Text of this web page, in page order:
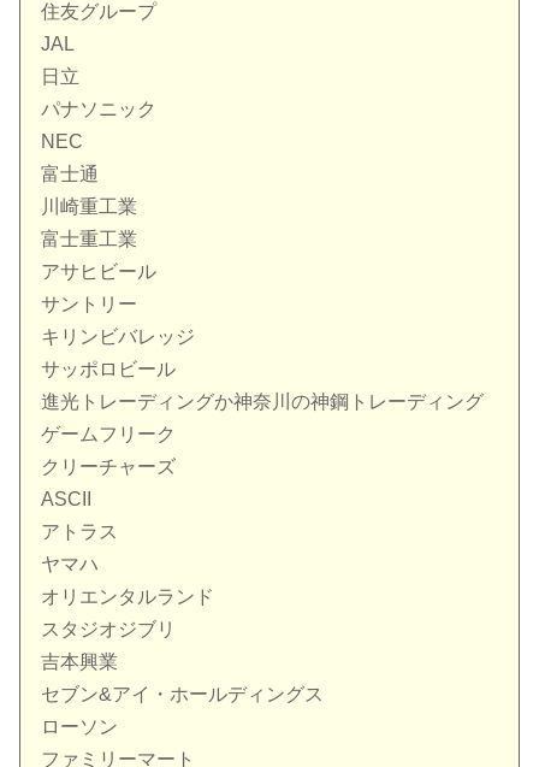
住友グループ
JAL
日立
パナソニック
NEC
富士通
川崎重工業
富士重工業
アサヒビール
サントリー
キリンビバレッジ
サッポロビール
進光トレーディングか神奈川の神鋼トレーディング
ゲームフリーク
クリーチャーズ
ASCII
アトラス
ヤマハ
オリエンタルランド
スタジオジブリ
吉本興業
セブン&アイ・ホールディングス
ローソン
ファミリーマート